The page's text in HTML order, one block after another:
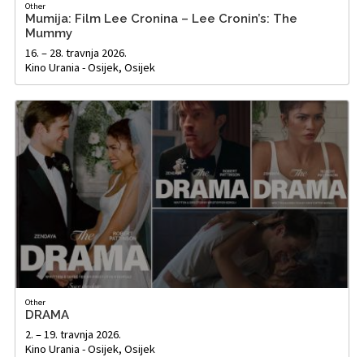
Other
Mumija: Film Lee Cronina – Lee Cronin’s: The
Mummy
16. – 28. travnja 2026.
Kino Urania - Osijek, Osijek
Other
DRAMA
2. – 19. travnja 2026.
Kino Urania - Osijek, Osijek